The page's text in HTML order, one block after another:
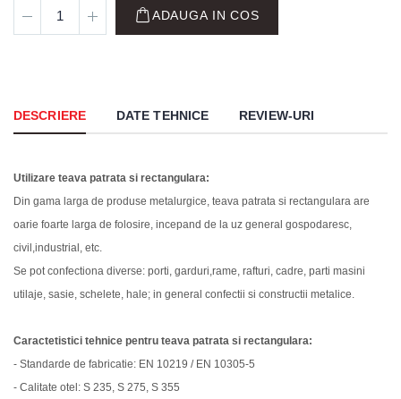
ADAUGA IN COS
DESCRIERE DATE TEHNICE REVIEW-URI
Utilizare teava patrata si rectangulara:
Din gama larga de produse metalurgice, teava patrata si rectangulara are
oarie foarte larga de folosire, incepand de la uz general gospodaresc,
civil,industrial, etc.
Se pot confectiona diverse: porti, garduri,rame, rafturi, cadre, parti masini
utilaje, sasie, schelete, hale; in general confectii si constructii metalice.
Caractetistici tehnice pentru teava patrata si rectangulara:
- Standarde de fabricatie: EN 10219 / EN 10305-5
- Calitate otel: S 235, S 275, S 355